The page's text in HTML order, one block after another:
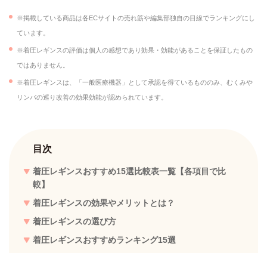
※掲載している商品は各ECサイトの売れ筋や編集部独自の目線でランキングにし
ています。
※着圧レギンスの評価は個人の感想であり効果・効能があることを保証したもの
ではありません。
※着圧レギンスは、「一般医療機器」として承認を得ているもののみ、むくみや
リンパの巡り改善の効果効能が認められています。
目次
着圧レギンスおすすめ15選比較表一覧【各項目で比
較】
着圧レギンスの効果やメリットとは？
着圧レギンスの選び方
着圧レギンスおすすめランキング15選